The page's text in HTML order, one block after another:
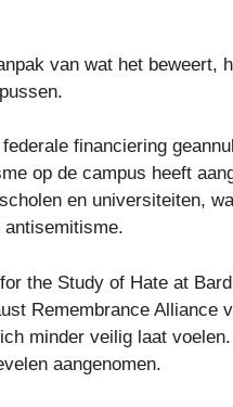
van wat het beweert,
financiering
op de campus heeft
en universiteiten,
antisemitisme.
the Study of Hate at
Remembrance Alliance
minder veilig laat
aangenomen.